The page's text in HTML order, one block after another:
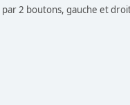
2 boutons, gauche et